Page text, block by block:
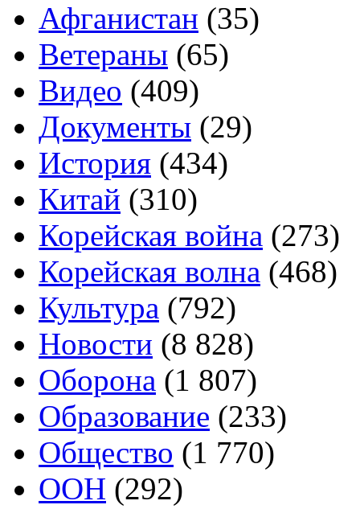
Афганистан (35)
Ветераны (65)
Видео (409)
Документы (29)
История (434)
Китай (310)
Корейская война (273)
Корейская волна (468)
Культура (792)
Новости (8 828)
Оборона (1 807)
Образование (233)
Общество (1 770)
ООН (292)